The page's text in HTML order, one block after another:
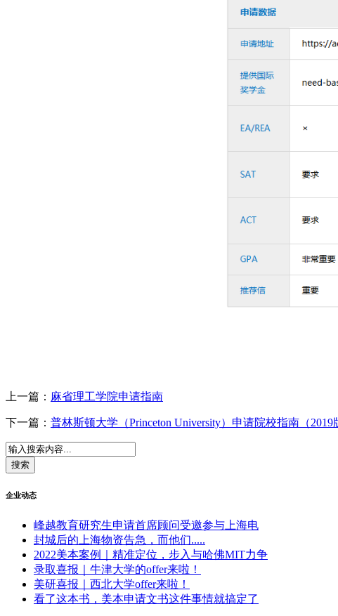
上一篇： 麻省理工学院申请指南
下一篇： 普林斯顿大学（Princeton University）申请院校指南（2019
企业动态
峰越教育研究生申请首席顾问受邀参与上海电
封城后的上海物资告急，而他们.....
2022美本案例｜精准定位，步入与哈佛MIT力争
录取喜报｜牛津大学的offer来啦！
美研喜报｜西北大学offer来啦！
看了这本书，美本申请文书这件事情就搞定了